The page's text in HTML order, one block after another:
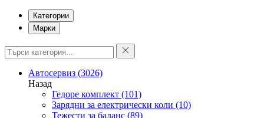
Категории
Марки
Автосервиз (3026)
Назад
Гедоре комплект (101)
Зарядни за електрически коли (10)
Тежести за баланс (89)